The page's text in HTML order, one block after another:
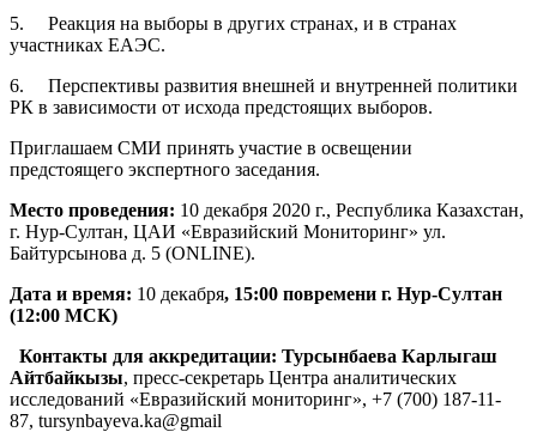
5. Реакция на выборы в других странах, и в странах
участниках ЕАЭС.
6. Перспективы развития внешней и внутренней политики
РК в зависимости от исхода предстоящих выборов.
Приглашаем СМИ принять участие в освещении
предстоящего экспертного заседания.
Место проведения: 10 декабря 2020 г., Республика Казахстан,
г. Нур-Султан, ЦАИ «Евразийский Мониторинг» ул.
Байтурсынова д. 5 (ONLINE).
Дата и время: 10 декабря, 15:00 повремени г. Нур-Султан
(12:00 МСК)
Контакты для аккредитации: Турсынбаева Карлыгаш
Айтбайкызы, пресс-секретарь Центра аналитических
исследований «Евразийский мониторинг», +7 (700) 187-11-
87, tursynbayeva.ka@gmail